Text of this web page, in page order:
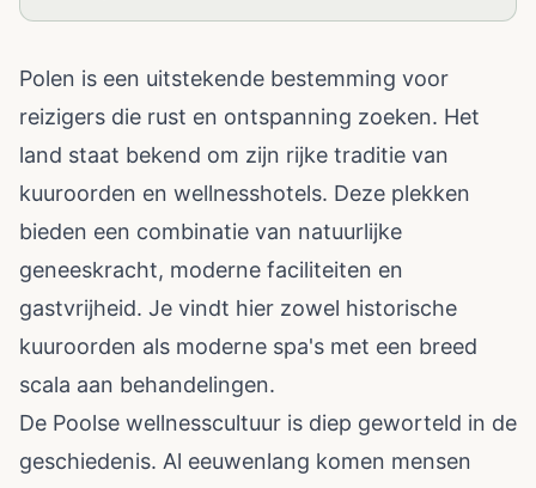
Polen is een uitstekende bestemming voor
reizigers die rust en ontspanning zoeken. Het
land staat bekend om zijn rijke traditie van
kuuroorden en wellnesshotels. Deze plekken
bieden een combinatie van natuurlijke
geneeskracht, moderne faciliteiten en
gastvrijheid. Je vindt hier zowel historische
kuuroorden als moderne spa's met een breed
scala aan behandelingen.
De Poolse wellnesscultuur is diep geworteld in de
geschiedenis. Al eeuwenlang komen mensen